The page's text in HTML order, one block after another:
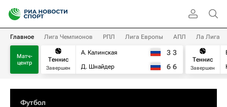
Главное Лига Чемпионов РПЛ Лига Европы АПЛ Ла Лига
Матч-
центр
Теннис
Завершен
А. Калинская
Д. Шнайдер
3 3
6 6
Теннис
Завершен
Футбол